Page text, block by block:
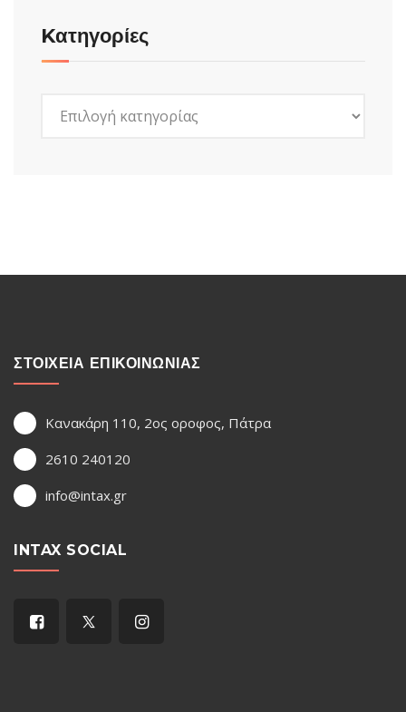
Kατηγορίες
ΣΤΟΙΧΕΙΑ ΕΠΙΚΟΙΝΩΝΙΑΣ
Κανακάρη 110, 2ος οροφος, Πάτρα
2610 240120
info@intax.gr
INTAX SOCIAL